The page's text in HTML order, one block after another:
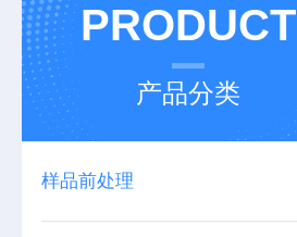
PRODUCT
产品分类
样品前处理